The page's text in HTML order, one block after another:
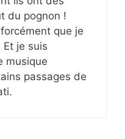
du pognon !
que je
Et je suis
musique
passages de